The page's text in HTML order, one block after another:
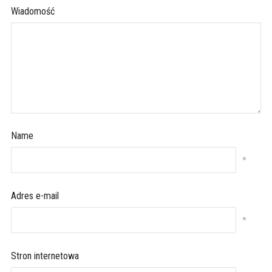
Wiadomość
Name
*
Adres e-mail
*
Stron internetowa